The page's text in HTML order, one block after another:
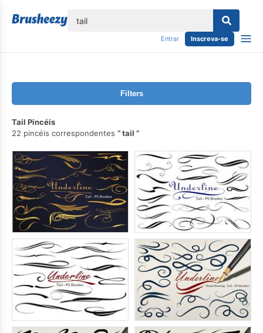
Entrar Inscreva-se
Filters
Tail Pincéis
22 pincéis correspondentes
tail